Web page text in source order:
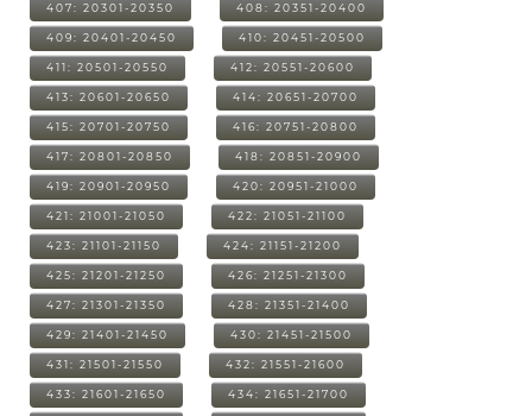
407: 20301-20350 408: 20351-20400
409: 20401-20450 410: 20451-20500
411: 20501-20550 412: 20551-20600
413: 20601-20650 414: 20651-20700
415: 20701-20750 416: 20751-20800
417: 20801-20850 418: 20851-20900
419: 20901-20950 420: 20951-21000
421: 21001-21050 422: 21051-21100
423: 21101-21150 424: 21151-21200
425: 21201-21250 426: 21251-21300
427: 21301-21350 428: 21351-21400
429: 21401-21450 430: 21451-21500
431: 21501-21550 432: 21551-21600
433: 21601-21650 434: 21651-21700